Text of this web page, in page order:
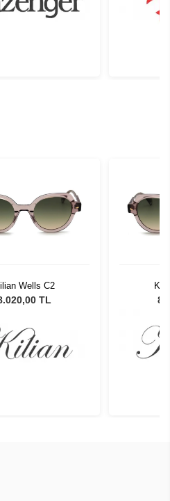
Wells C2
TL